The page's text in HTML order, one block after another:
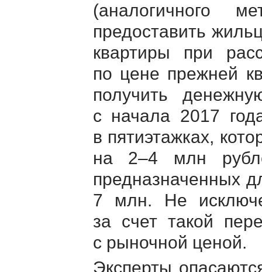
(аналогичного
предоставить
квартиры при
по цене прежней
получить
с начала 2017
в пятиэтажках,
на 2–4 млн
предназначенных
7 млн. Не
за счет такой
с рыночной ценой.
Эксперты